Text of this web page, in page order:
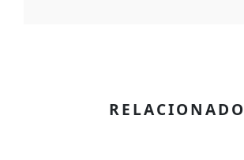
RELACIONADO